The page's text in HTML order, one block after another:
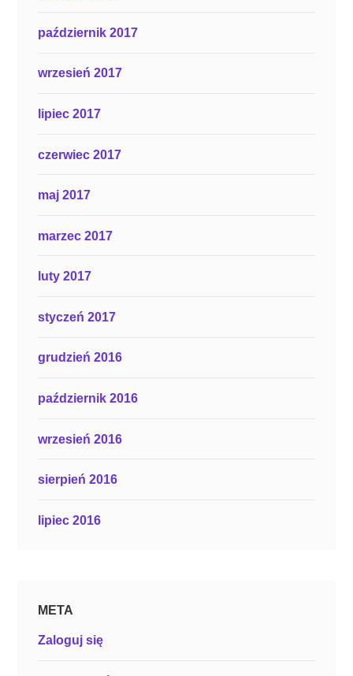
październik 2017
wrzesień 2017
lipiec 2017
czerwiec 2017
maj 2017
marzec 2017
luty 2017
styczeń 2017
grudzień 2016
październik 2016
wrzesień 2016
sierpień 2016
lipiec 2016
META
Zaloguj się